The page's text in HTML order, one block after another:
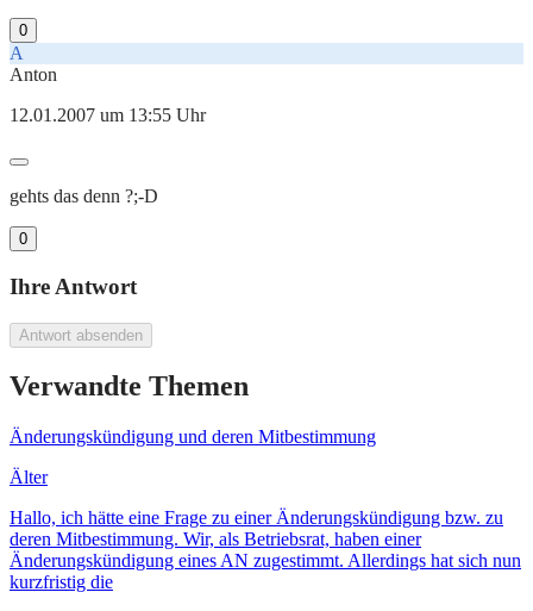
0
A
Anton
12.01.2007 um 13:55 Uhr
gehts das denn ?;-D
0
Ihre Antwort
Antwort absenden
Verwandte Themen
Änderungskündigung und deren Mitbestimmung
Älter
Hallo, ich hätte eine Frage zu einer Änderungskündigung bzw. zu
deren Mitbestimmung. Wir, als Betriebsrat, haben einer
Änderungskündigung eines AN zugestimmt. Allerdings hat sich nun
kurzfristig die